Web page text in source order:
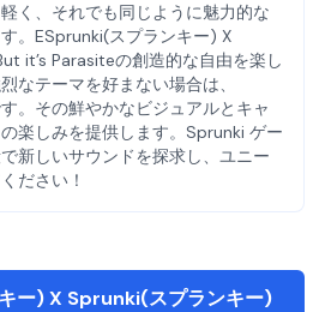
く、それでも同じように魅力的な
。ESprunki(スプランキー) X
it’s Parasiteの創造的な自由を楽し
なテーマを好まない場合は、
。その鮮やかなビジュアルとキャ
楽しみを提供します。Sprunki ゲー
新しいサウンドを探求し、ユニー
ださい！
ー) X Sprunki(スプランキー)